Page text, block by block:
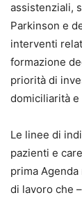
assistenziali,
Parkinson e
interventi
formazione
priorità di
domiciliarità
Le linee di
pazienti e
prima
di lavoro che